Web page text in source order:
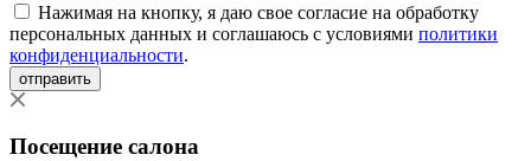
Нажимая на кнопку, я даю свое согласие на обработку
персональных данных и соглашаюсь с условиями политики
конфиденциальности.
отправить
Посещение салона